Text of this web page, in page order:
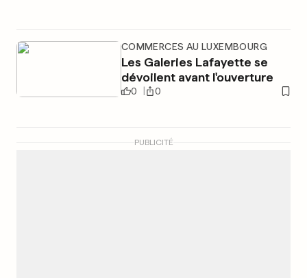
COMMERCES AU LUXEMBOURG
Les Galeries Lafayette se
dévoilent avant l'ouverture
0 0
PUBLICITÉ